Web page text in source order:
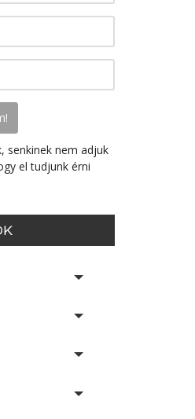
senkinek nem adjuk
el tudjunk érni